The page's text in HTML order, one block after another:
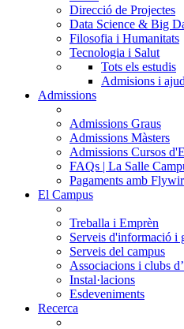
Direcció de Projectes
Data Science & Big
Filosofia i Humanitats
Tecnologia i Salut
Tots els estudis
Admisions i
Admissions
Admissions Graus
Admissions Màsters
Admissions Cursos
FAQs | La Salle
Pagaments amb
El Campus
Treballa i Emprèn
Serveis d'informació i
Serveis del campus
Associacions i clubs
Instal·lacions
Esdeveniments
Recerca